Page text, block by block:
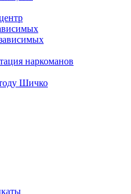
наркоманов
Шичко